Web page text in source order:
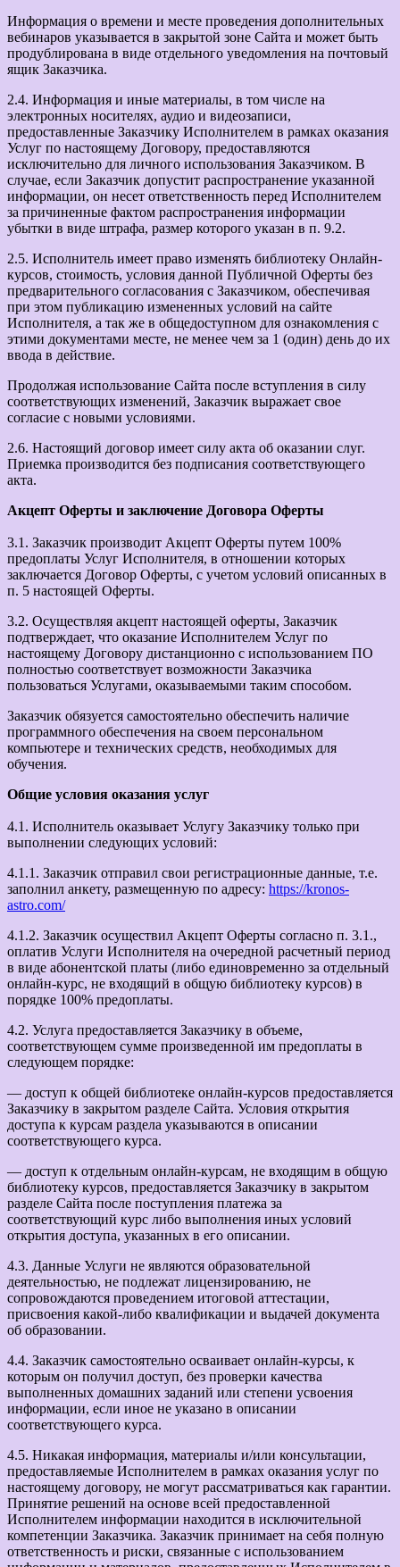
Информация о времени и месте проведения дополнительных
вебинаров указывается в закрытой зоне Сайта и может быть
продублирована в виде отдельного уведомления на почтовый
ящик Заказчика.
2.4. Информация и иные материалы, в том числе на
электронных носителях, аудио и видеозаписи,
предоставленные Заказчику Исполнителем в рамках оказания
Услуг по настоящему Договору, предоставляются
исключительно для личного использования Заказчиком. В
случае, если Заказчик допустит распространение указанной
информации, он несет ответственность перед Исполнителем
за причиненные фактом распространения информации
убытки в виде штрафа, размер которого указан в п. 9.2.
2.5. Исполнитель имеет право изменять библиотеку Онлайн-
курсов, стоимость, условия данной Публичной Оферты без
предварительного согласования с Заказчиком, обеспечивая
при этом публикацию измененных условий на сайте
Исполнителя, а так же в общедоступном для ознакомления с
этими документами месте, не менее чем за 1 (один) день до их
ввода в действие.
Продолжая использование Сайта после вступления в силу
соответствующих изменений, Заказчик выражает свое
согласие с новыми условиями.
2.6. Настоящий договор имеет силу акта об оказании слуг.
Приемка производится без подписания соответствующего
акта.
Акцепт Оферты и заключение Договора Оферты
3.1. Заказчик производит Акцепт Оферты путем 100%
предоплаты Услуг Исполнителя, в отношении которых
заключается Договор Оферты, с учетом условий описанных в
п. 5 настоящей Оферты.
3.2. Осуществляя акцепт настоящей оферты, Заказчик
подтверждает, что оказание Исполнителем Услуг по
настоящему Договору дистанционно с использованием ПО
полностью соответствует возможности Заказчика
пользоваться Услугами, оказываемыми таким способом.
Заказчик обязуется самостоятельно обеспечить наличие
программного обеспечения на своем персональном
компьютере и технических средств, необходимых для
обучения.
Общие условия оказания услуг
4.1. Исполнитель оказывает Услугу Заказчику только при
выполнении следующих условий:
4.1.1. Заказчик отправил свои регистрационные данные, т.е.
заполнил анкету, размещенную по адресу: https://kronos-
astro.com/
4.1.2. Заказчик осуществил Акцепт Оферты согласно п. 3.1.,
оплатив Услуги Исполнителя на очередной расчетный период
в виде абонентской платы (либо единовременно за отдельный
онлайн-курс, не входящий в общую библиотеку курсов) в
порядке 100% предоплаты.
4.2. Услуга предоставляется Заказчику в объеме,
соответствующем сумме произведенной им предоплаты в
следующем порядке:
— доступ к общей библиотеке онлайн-курсов предоставляется
Заказчику в закрытом разделе Сайта. Условия открытия
доступа к курсам раздела указываются в описании
соответствующего курса.
— доступ к отдельным онлайн-курсам, не входящим в общую
библиотеку курсов, предоставляется Заказчику в закрытом
разделе Сайта после поступления платежа за
соответствующий курс либо выполнения иных условий
открытия доступа, указанных в его описании.
4.3. Данные Услуги не являются образовательной
деятельностью, не подлежат лицензированию, не
сопровождаются проведением итоговой аттестации,
присвоения какой-либо квалификации и выдачей документа
об образовании.
4.4. Заказчик самостоятельно осваивает онлайн-курсы, к
которым он получил доступ, без проверки качества
выполненных домашних заданий или степени усвоения
информации, если иное не указано в описании
соответствующего курса.
4.5. Никакая информация, материалы и/или консультации,
предоставляемые Исполнителем в рамках оказания услуг по
настоящему договору, не могут рассматриваться как гарантии.
Принятие решений на основе всей предоставленной
Исполнителем информации находится в исключительной
компетенции Заказчика. Заказчик принимает на себя полную
ответственность и риски, связанные с использованием